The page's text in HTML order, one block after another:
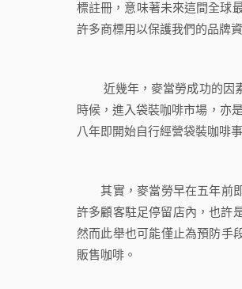
標註冊，意味著未來這間全球
許多商標用以保護我們的品牌
近幾年，麥當勞成功的因素
時候，進入袋裝咖啡市場，亦
八年即開始自行經營袋裝咖啡
其實，麥當勞早在五年前即
許多顧客駐足停留店內，也許
然而此舉也可能僅止為預防手
販售咖啡。